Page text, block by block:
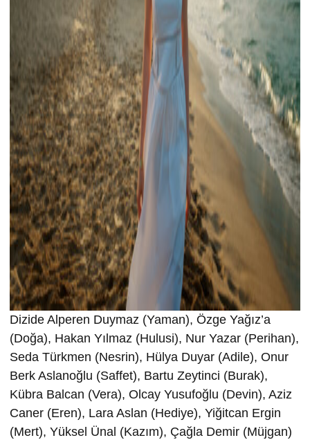
Dizide Alperen Duymaz (Yaman), Özge Yağız’a
(Doğa), Hakan Yılmaz (Hulusi), Nur Yazar (Perihan),
Seda Türkmen (Nesrin), Hülya Duyar (Adile), Onur
Berk Aslanoğlu (Saffet), Bartu Zeytinci (Burak),
Kübra Balcan (Vera), Olcay Yusufoğlu (Devin), Aziz
Caner (Eren), Lara Aslan (Hediye), Yiğitcan Ergin
(Mert), Yüksel Ünal (Kazım), Çağla Demir (Müjgan)